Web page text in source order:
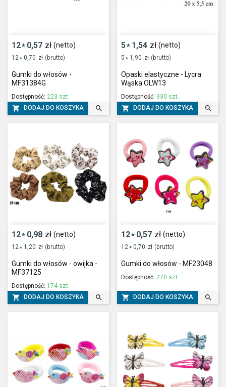
12* 0,57 zł (netto)
12 * 0,70 zł (brutto)
Gumki do włosów -
MF31384G
Dostępność: 223 szt.
 DODAJ DO KOSZYKA 
5* 1,54 zł (netto)
5 * 1,90 zł (brutto)
Opaski elastyczne - Lycra
Wąska OLW13
Dostępność: 930 szt.
 DODAJ DO KOSZYKA 
12* 0,98 zł (netto)
12* 1,20 zł (brutto)
Gumki do włosów - owijka -
MF37125
Dostępność: 174 szt.
 DODAJ DO KOSZYKA 
12* 0,57 zł (netto)
12* 0,70 zł (brutto)
Gumki do włosów - MF23048
Dostępność: 270 szt.
 DODAJ DO KOSZYKA 